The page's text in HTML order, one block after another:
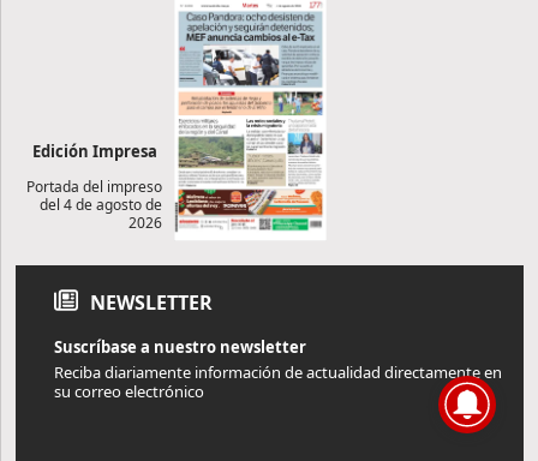
Edición Impresa
Portada del impreso
del 4 de agosto de
2026
NEWSLETTER
Suscríbase a nuestro newsletter
Reciba diariamente información de actualidad directamente en
su correo electrónico